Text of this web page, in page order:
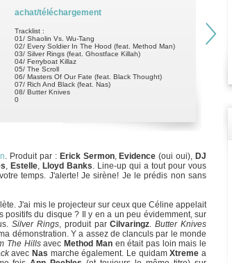
achat/téléchargement
Tracklist :
01/ Shaolin Vs. Wu-Tang
02/ Every Soldier In The Hood (feat. Method Man)
03/ Silver Rings (feat. Ghostface Killah)
04/ Ferryboat Killaz
05/ The Scroll
06/ Masters Of Our Fate (feat. Black Thought)
07/ Rich And Black (feat. Nas)
08/ Butter Knives
0
. Produit par : Erick Sermon, Evidence (oui oui), DJ
, Estelle, Lloyd Banks. Line-up qui a tout pour vous
temps. J'alerte! Je sirène! Je le prédis non sans
J'ai mis le projecteur sur ceux que Céline appelait
positifs du disque ? Il y en a un peu évidemment, sur
Silver Rings, produit parCilvaringz.Butter Knives
démonstration. Y a assez de clanculs par le monde
The Hillsavec Method Manen était pas loin mais le
avec Nas marche également. Le quidamXtreme a